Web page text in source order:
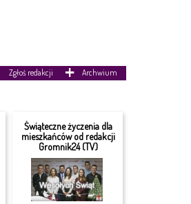
Zgłoś redakcji Archwium
Świąteczne życzenia dla
mieszkańców od redakcji
Gromnik24 (TV)